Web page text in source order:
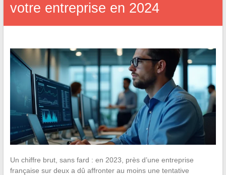
votre entreprise en 2024
Un chiffre brut, sans fard : en 2023, près d’une entreprise
française sur deux a dû affronter au moins une tentative